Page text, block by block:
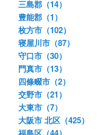
三島郡（14）
豊能郡（1）
枚方市（102）
寝屋川市（87）
守口市（30）
門真市（13）
四條畷市（2）
交野市（21）
大東市（7）
大阪市 北区（425）
福島区（44）